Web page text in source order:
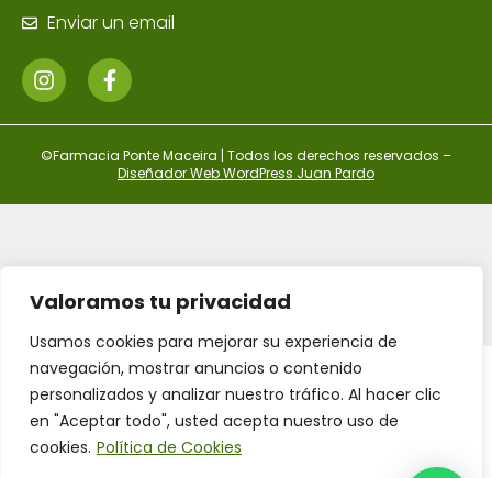
Valoramos tu privacidad
Usamos cookies para mejorar su experiencia de
navegación, mostrar anuncios o contenido
personalizados y analizar nuestro tráfico. Al hacer clic
en "Aceptar todo", usted acepta nuestro uso de
cookies. Política de Cookies
Enviar un email
©Farmacia Ponte Maceira | Todos los derechos reservados –
Diseñador Web WordPress Juan Pardo